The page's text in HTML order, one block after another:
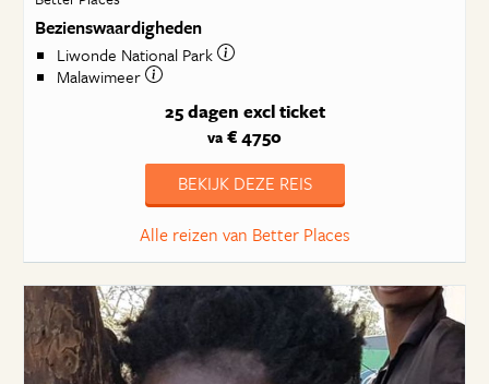
Bezienswaardigheden
Liwonde National Park
Malawimeer
25 dagen excl ticket
va € 4750
BEKIJK DEZE REIS
Alle reizen van Better Places